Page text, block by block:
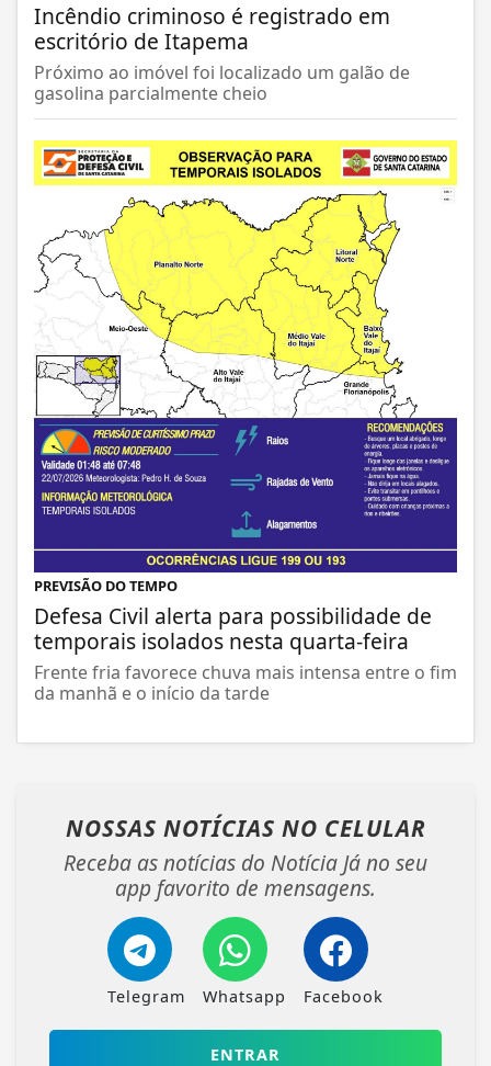
Incêndio criminoso é registrado em
escritório de Itapema
Próximo ao imóvel foi localizado um galão de
gasolina parcialmente cheio
PREVISÃO DO TEMPO
Defesa Civil alerta para possibilidade de
temporais isolados nesta quarta-feira
Frente fria favorece chuva mais intensa entre o fim
da manhã e o início da tarde
NOSSAS NOTÍCIAS NO CELULAR
Receba as notícias do Notícia Já no seu
app favorito de mensagens.
Telegram Whatsapp Facebook
ENTRAR